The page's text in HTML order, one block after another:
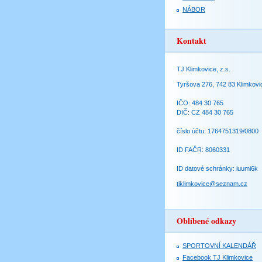
NÁBOR
Kontakt
TJ Klimkovice, z.s.
Tyršova 276, 742 83
IČO: 484 30 765
DIČ: CZ 484 30 765
číslo účtu: 1764751319/0800
ID FAČR: 8060331
ID datové schránky: iuumi6k
tjklimkovice@seznam.cz
Oblíbené odkazy
SPORTOVNÍ KALENDÁŘ
Facebook TJ Klimkovice